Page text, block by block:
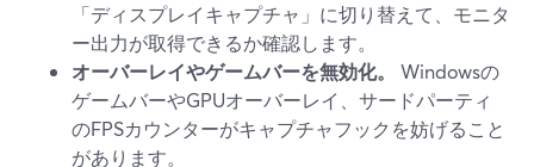
「ディスプレイキャプチャ」に切り替えて、モニタ
ー出力が取得できるか確認します。
オーバーレイやゲームバーを無効化。
Windowsの
ゲームバーやGPUオーバーレイ、サードパーティ
のFPSカウンターがキャプチャフックを妨げること
があります。